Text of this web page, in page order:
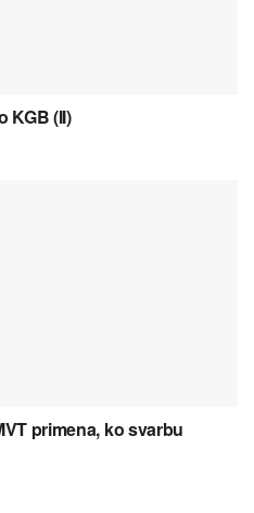
KGB (II)
primena, ko svarbu